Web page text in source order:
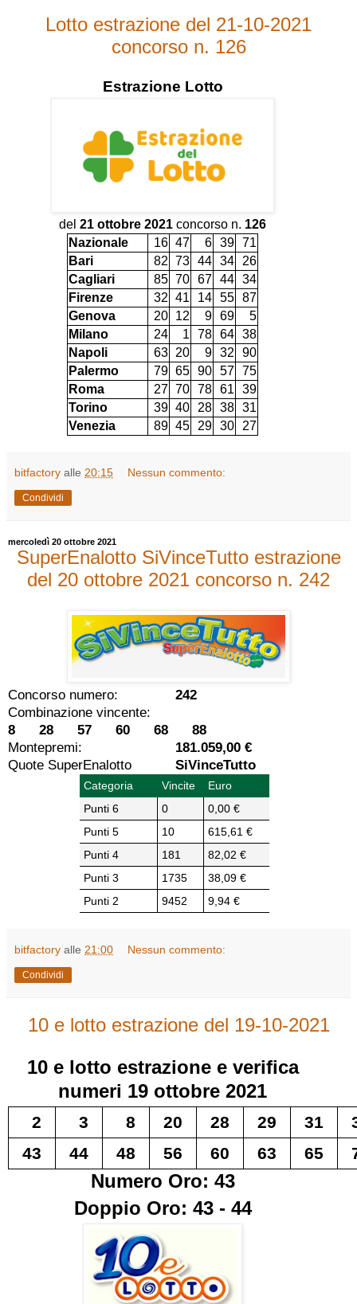
Lotto estrazione del 21-10-2021
concorso n. 126
Estrazione Lotto
del 21 ottobre 2021 concorso n. 126
Nazionale
16 47 6 39 71
Bari
82 73 44 34
26
Cagliari
85 70 67 44 34
Firenze
32 41 14 55 87
Genova
20 12 9 69
5
Milano
24 1 78 64 38
Napoli
63 20 9 32
90
Palermo
79 65 90 57 75
Roma
27 70 78 61
39
Torino
39 40 28 38 31
Venezia
89 45 29 30 27
bitfactory alle 20:15 Nessun commento:
Condividi
mercoledì 20 ottobre 2021
SuperEnalotto SiVinceTutto estrazione
del 20 ottobre 2021 concorso n. 242
Concorso numero:
242
Combinazione vincente:
8 28 57 60 68 88
Montepremi:
181.059,00 €
Quote SuperEnalotto
SiVinceTutto
Categoria Vincite
Euro
Punti 6
0
0,00 €
Punti 5
10
615,61 €
Punti 4
181
82,02 €
Punti 3
1735
38,09 €
Punti 2
9452 9,94 €
bitfactory alle 21:00 Nessun commento:
Condividi
10 e lotto estrazione del 19-10-2021
10 e lotto estrazione e verifica
numeri 19 ottobre 2021
2 3 8 20 28 29 31
43
44 48 56 60 63 65
Numero Oro: 43
Doppio Oro: 43 - 44